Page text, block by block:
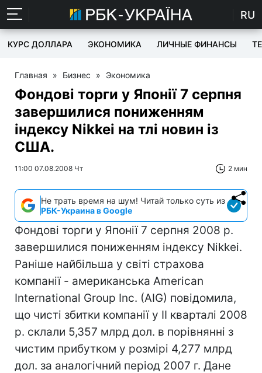
RU
КУРС ДОЛЛАРА ЭКОНОМИКА ЛИЧНЫЕ ФИНАНСЫ
Главная » Бизнес » Экономика
Фондові торги у Японії 7 серпня
завершилися пониженням
індексу Nikkei на тлі новин із
США.
11:00 07.08.2008 Чт 2 мин
Не трать время на шум! Читай только суть из
РБК-Украина в Google
Фондові торги у Японії 7 серпня 2008 р.
завершилися пониженням індексу Nikkei.
Раніше найбільша у світі страхова
компанії - американська American
International Group Inc. (AIG) повідомила,
що чисті збитки компанії у II кварталі 2008
р. склали 5,357 млрд дол. в порівнянні з
чистим прибутком у розмірі 4,277 млрд
дол. за аналогічний період 2007 г. Дане